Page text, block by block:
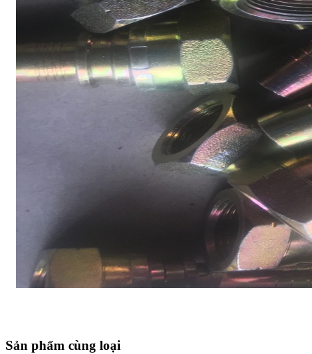
Sản phẩm cùng loại